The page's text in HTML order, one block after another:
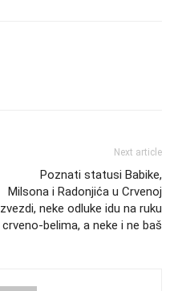
Next article
Poznati statusi Babike,
Milsona i Radonjića u Crvenoj
zvezdi, neke odluke idu na ruku
crveno-belima, a neke i ne baš